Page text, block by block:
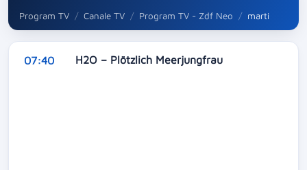
Program TV Canale TV Program TV - Zdf Neo marti
07:40 H2O – Plötzlich Meerjungfrau